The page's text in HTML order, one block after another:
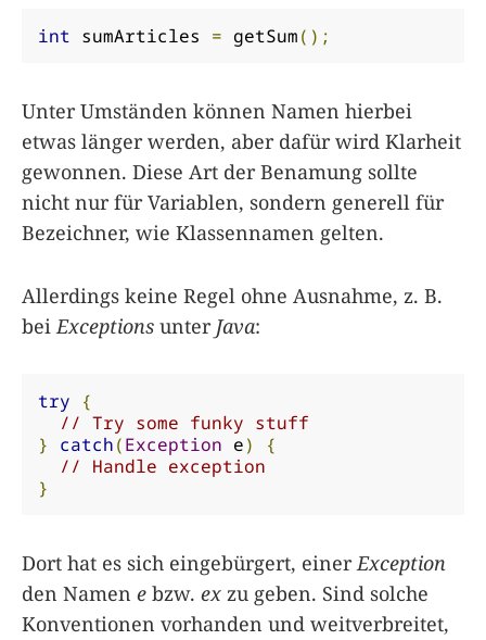
int sumArticles = getSum();
Unter Umständen können Namen hierbei
etwas länger werden, aber dafür wird Klarheit
gewonnen. Diese Art der Benamung sollte
nicht nur für Variablen, sondern generell für
Bezeichner, wie Klassennamen gelten.
Allerdings keine Regel ohne Ausnahme, z. B.
beiExceptions unter Java:
try {
// Try some funky stuff
} catch(Exception e)
{
// Handle exception
}
Dort hat es sich eingebürgert, einerException
den Namen e bzw. ex zu geben. Sind solche
Konventionen vorhanden und weitverbreitet,